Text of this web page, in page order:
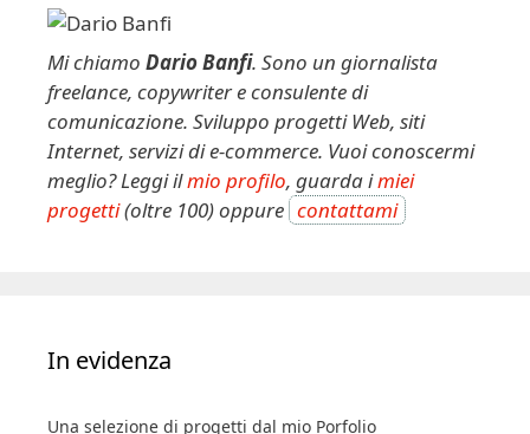
v
Mi chiamo Dario Banfi. Sono un giornalista
freelance, copywriter e consulente di
comunicazione. Sviluppo progetti Web, siti
Internet, servizi di e-commerce. Vuoi conoscermi
meglio? Leggi ilmio profilo, guarda imiei
progetti(oltre 100) oppure contattami
In evidenza
Una selezione di progetti dal mio Porfolio